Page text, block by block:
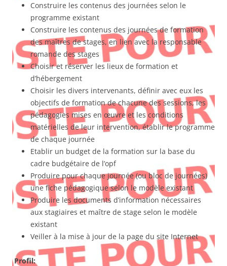
Construire les contenus des journées selon le
programme existant
Construire les contenus des journées de formation
des maîtres de stages, en lien avec la responsable
romande des stages
Choisir et réserver les lieux de formation et
d’hébergement
Choisir les divers intervenants, définir avec eux les
objectifs de formation de chacune des sessions, les
pédagogies mises en œuvre et les conditions
matérielles de leur intervention, établir le programme
de chaque journée
Etablir un budget de la formation sur la base du
cadre budgétaire de l’opf
Produire pour chaque journée (ou bloc de journées)
une fiche pédagogique selon le modèle existant
Produire les documents d’information nécessaires
aux stagiaires et maître de stage selon le modèle
existant
Veiller à la mise à jour de la page du site Internet
Profil: